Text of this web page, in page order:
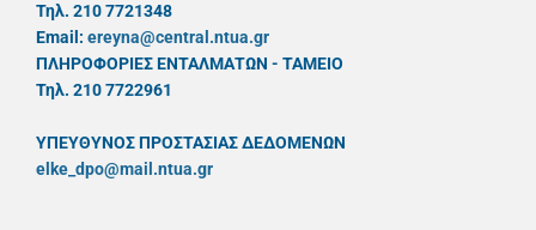
Τηλ. 210 7721348
Email: ereyna@central.ntua.gr
ΠΛΗΡΟΦΟΡΙΕΣ ΕΝΤΑΛΜΑΤΩΝ - ΤΑΜΕΙΟ
Τηλ. 210 7722961
ΥΠΕΥΘYΝΟΣ ΠΡΟΣΤΑΣΙΑΣ ΔΕΔΟΜΕΝΩΝ
elke_dpo@mail.ntua.gr